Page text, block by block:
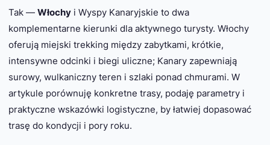
Tak — Włochy i Wyspy Kanaryjskie to dwa
komplementarne kierunki dla aktywnego turysty. Włochy
oferują miejski trekking między zabytkami, krótkie,
intensywne odcinki i biegi uliczne; Kanary zapewniają
surowy, wulkaniczny teren i szlaki ponad chmurami. W
artykule porównuję konkretne trasy, podaję parametry i
praktyczne wskazówki logistyczne, by łatwiej dopasować
trasę do kondycji i pory roku.